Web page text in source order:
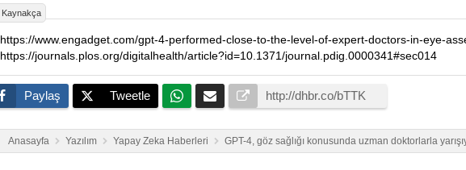
Kaynakça
https://journals.plos.org/digitalhealth/article?id=10.1371/journal.pdig.0000341#sec014
Paylaş Tweetle
Anasayfa Yazılım Yapay Zeka Haberleri GPT-4, göz sağlığı konusunda uzman doktorlarla